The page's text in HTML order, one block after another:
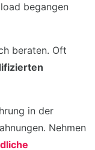
begangen
beraten. Oft
in der
Nehmen